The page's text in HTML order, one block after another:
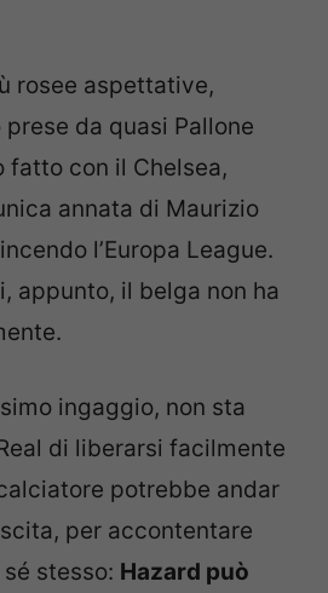
rosee aspettative,
da quasi Pallone
fatto con il Chelsea,
annata di Maurizio
l’Europa League.
appunto, il belga non ha
ingaggio, non sta
di liberarsi facilmente
potrebbe andar
per accontentare
stesso: Hazard può